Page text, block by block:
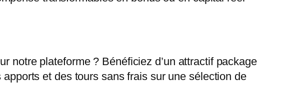
notre plateforme ? Bénéficiez d’un attractif package
et des tours sans frais sur une sélection de